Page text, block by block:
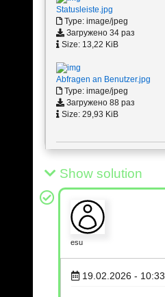
Statusleiste.jpg
Type: image/jpeg
Загружено 34 раз
Size: 13,22 KiB
Abfragen an Benutzer.jpg
Type: image/jpeg
Загружено 88 раз
Size: 29,93 KiB
Show solution
esu
19.02.2026 - 10:33